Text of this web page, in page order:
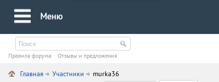
Меню
Правила форума Oтзывы и предложения
Главная Участники murka36